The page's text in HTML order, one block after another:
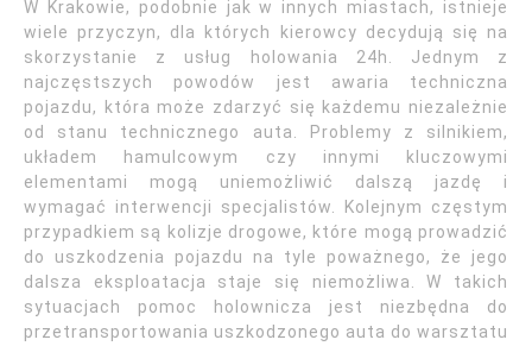
W Krakowie, podobnie jak w innych miastach, istnieje
wiele przyczyn, dla których kierowcy decydują się na
skorzystanie z usług holowania 24h. Jednym z
najczęstszych powodów jest awaria techniczna
pojazdu, która może zdarzyć się każdemu niezależnie
od stanu technicznego auta. Problemy z silnikiem,
układem hamulcowym czy innymi kluczowymi
elementami mogą uniemożliwić dalszą jazdę i
wymagać interwencji specjalistów. Kolejnym częstym
przypadkiem są kolizje drogowe, które mogą prowadzić
do uszkodzenia pojazdu na tyle poważnego, że jego
dalsza eksploatacja staje się niemożliwa. W takich
sytuacjach pomoc holownicza jest niezbędna do
przetransportowania uszkodzonego auta do warsztatu